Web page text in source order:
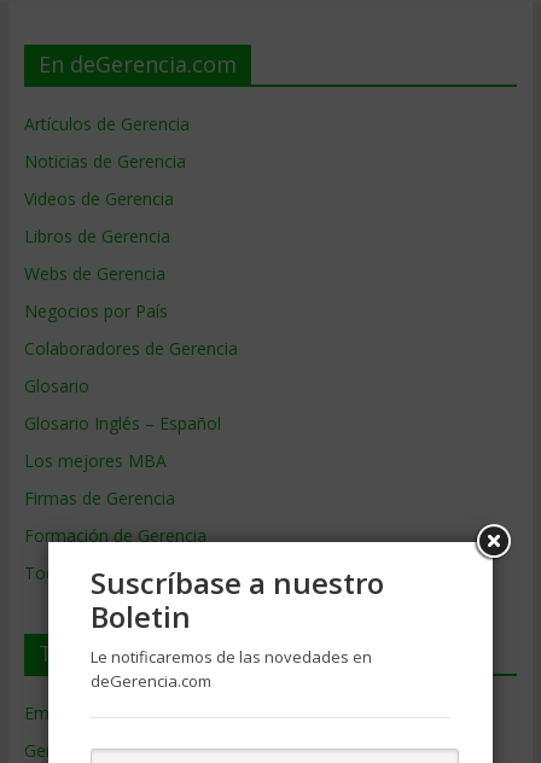
En deGerencia.com
Artículos de Gerencia
Noticias de Gerencia
Videos de Gerencia
Libros de Gerencia
Webs de Gerencia
Negocios por País
Colaboradores de Gerencia
Glosario
Glosario Inglés – Español
Los mejores MBA
Firmas de Gerencia
Formación de Gerencia
Todos los Temas
Temas de Gerencia
Empresas de Gerencia
Gerencia(9.477)
Suscríbase a nuestro
Boletin
Le notificaremos de las novedades en
deGerencia.com